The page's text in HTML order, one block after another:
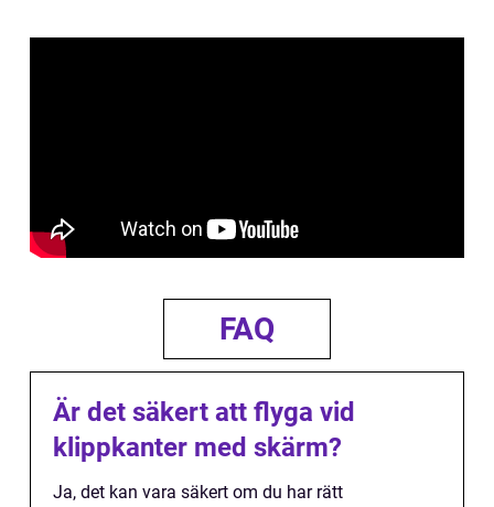
FAQ
Är det säkert att flyga vid
klippkanter med skärm?
Ja, det kan vara säkert om du har rätt